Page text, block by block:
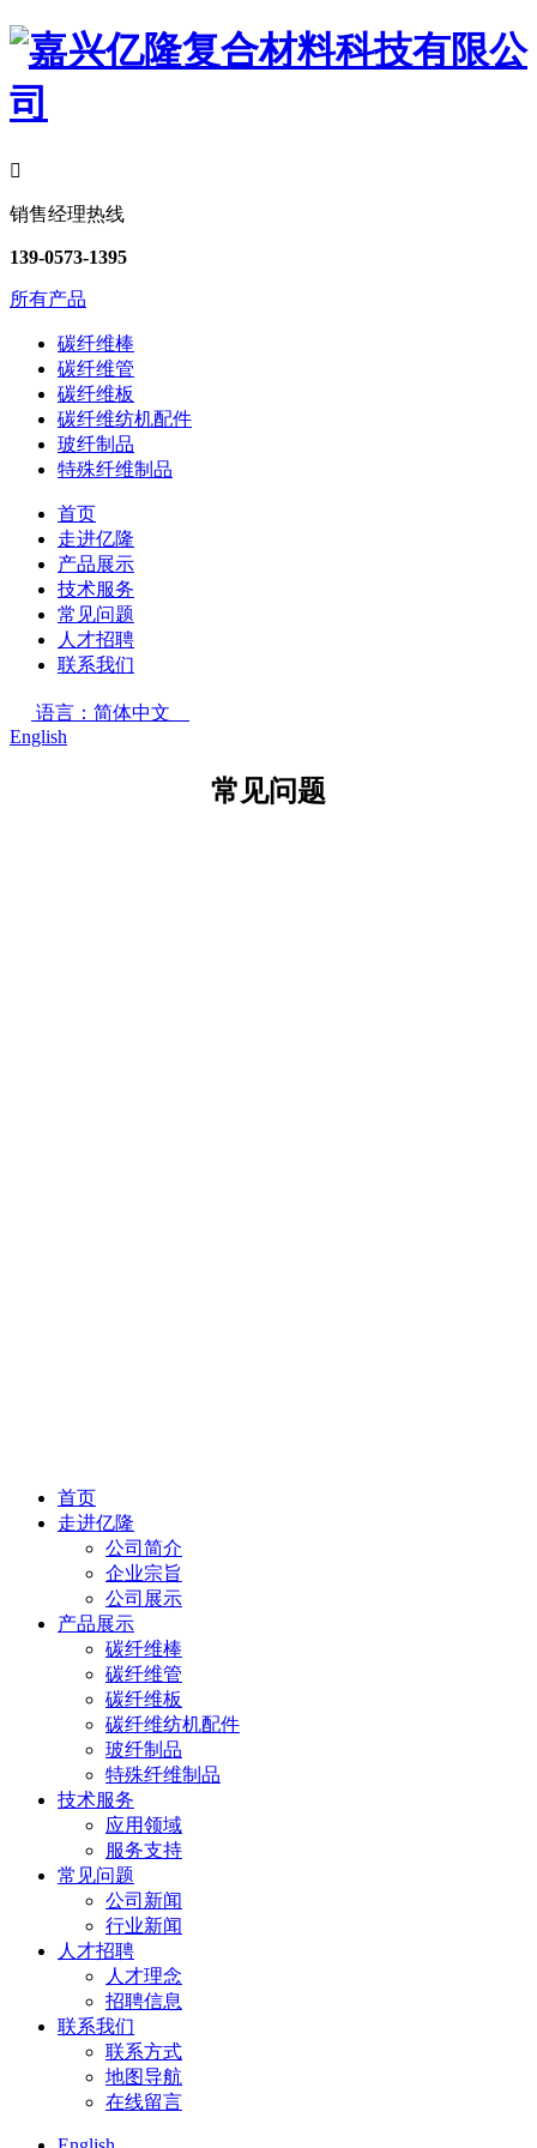

销售经理热线
139-0573-1395
所有产品
碳纤维棒
碳纤维管
碳纤维板
碳纤维纺机配件
玻纤制品
特殊纤维制品
首页
走进亿隆
产品展示
技术服务
常见问题
人才招聘
联系我们
语言：简体中文
English
常见问题
首页
走进亿隆
公司简介
企业宗旨
公司展示
产品展示
碳纤维棒
碳纤维管
碳纤维板
碳纤维纺机配件
玻纤制品
特殊纤维制品
技术服务
应用领域
服务支持
常见问题
公司新闻
行业新闻
人才招聘
人才理念
招聘信息
联系我们
联系方式
地图导航
在线留言